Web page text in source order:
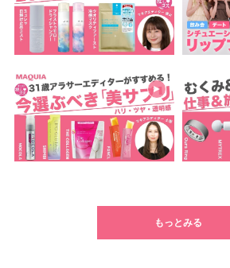
もっとみる